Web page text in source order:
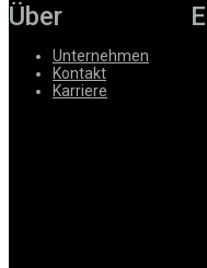
Über
Unternehmen
Kontakt
Karriere